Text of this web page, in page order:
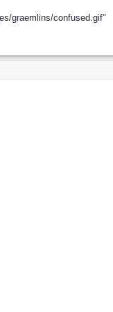
graemlins/confused.gif"